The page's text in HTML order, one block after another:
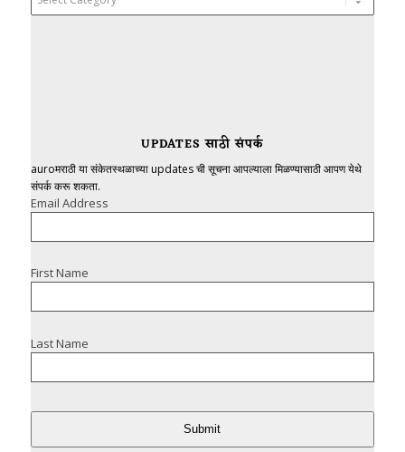
UPDATES साठी संपर्क
auroमराठी या संकेतस्थळाच्या updates ची सूचना आपल्याला मिळण्यासाठी आपण येथे
संपर्क करू शकता.
Email Address
First Name
Last Name
Submit